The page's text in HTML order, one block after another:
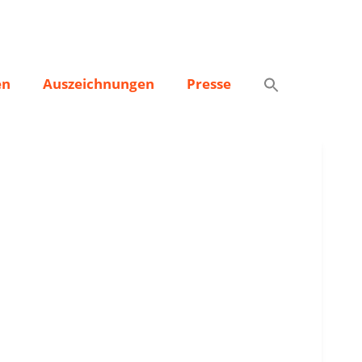
Auszeichnungen Presse